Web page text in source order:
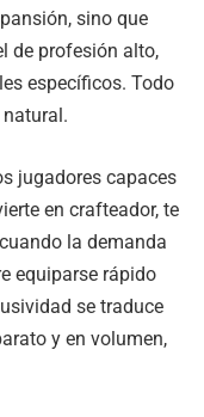
sino que
de profesión alto,
específicos. Todo
jugadores capaces
en crafteador, te
la demanda
equiparse rápido
se traduce
y en volumen,